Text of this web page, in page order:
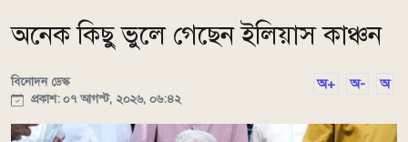
অনেক কিছু ভুলে গেছেন ইলিয়াস কাঞ্চন
বিনোদন ডেস্ক
প্রকাশ: ০৭ আগস্ট, ২০২৬, ০৬:৪২
অ+ অ- অ